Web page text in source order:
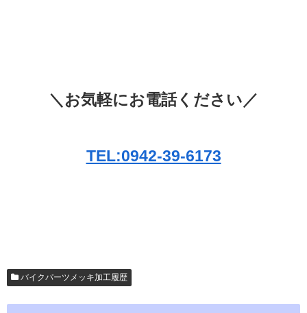
＼お気軽にお電話ください／
TEL:0942-39-6173
バイクパーツメッキ加工履歴